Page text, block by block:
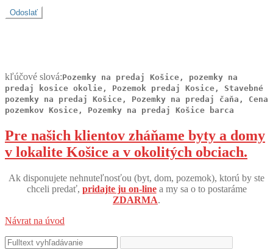
kľúčové slová:Pozemky na predaj Košice, pozemky na
predaj kosice okolie, Pozemok predaj Kosice, Stavebné
pozemky na predaj Košice, Pozemky na predaj čaňa, Cena
pozemkov Kosice, Pozemky na predaj Košice barca
Pre našich klientov zháňame byty a domy
v lokalite Košice a v okolitých obciach.
Ak disponujete nehnuteľnosťou (byt, dom, pozemok), ktorú by ste
chceli predať, pridajte ju on-linea my sa o to postaráme
ZDARMA.
Návrat na úvod